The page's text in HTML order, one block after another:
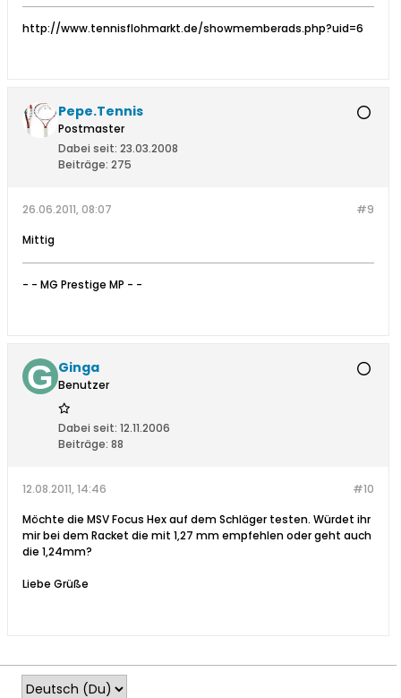
http://www.tennisflohmarkt.de/showmemberads.php?uid=6
Pepe.Tennis
Postmaster
Dabei seit: 23.03.2008
Beiträge: 275
#9
26.06.2011, 08:07
Mittig
- - MG Prestige MP - -
Ginga
Benutzer
Dabei seit: 12.11.2006
Beiträge: 88
#10
12.08.2011, 14:46
Möchte die MSV Focus Hex auf dem Schläger testen. Würdet ihr
mir bei dem Racket die mit 1,27 mm empfehlen oder geht auch
die 1,24mm?
Liebe Grüße